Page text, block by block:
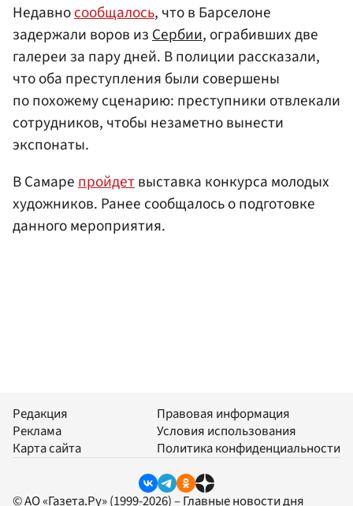
Недавносообщалось, что в Барселоне
задержали воров изСербии, ограбивших две
галереи за пару дней. В полиции рассказали,
что оба преступления были совершены
по похожему сценарию: преступники отвлекали
сотрудников, чтобы незаметно вынести
экспонаты.
В Самарепройдетвыставка конкурса молодых
художников. Ранее сообщалось о подготовке
данного мероприятия.
Редакция
Реклама
Карта сайта
Правовая информация
Условия использования
Политика конфиденциальности
© АО «Газета.Ру» (1999-2026) – Главные новости дня